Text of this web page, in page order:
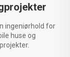
ingeniørhold for
huse og